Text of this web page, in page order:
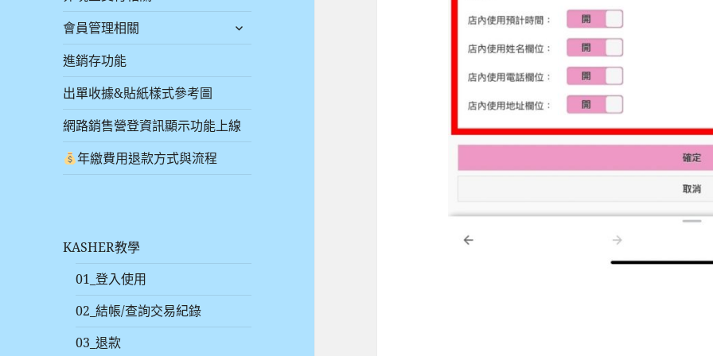
會員管理相關
進銷存功能
出單收據&貼紙樣式參考圖
網路銷售營登資訊顯示功能上線
年繳費用退款方式與流程
KASHER教學
01_登入使用
02_結帳/查詢交易紀錄
03_退款